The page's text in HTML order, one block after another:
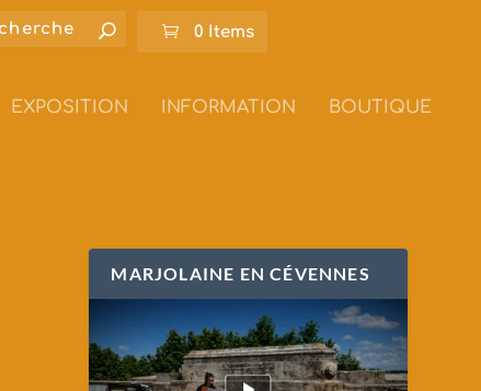
0 Items
EXPOSITION INFORMATION BOUTIQUE
MARJOLAINE EN CÉVENNES